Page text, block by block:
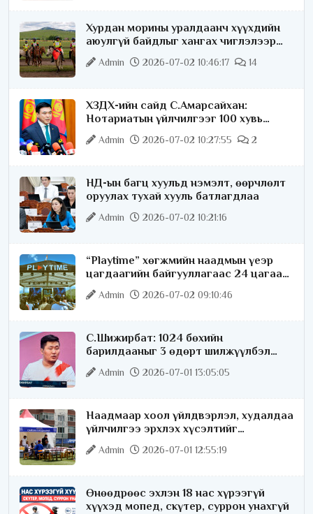
Хурдан морины уралдаанч хүүхдийн
аюулгүй байдлыг хангах чиглэлээр
ажиллаж байна
Admin 2026-07-02 10:46:17 14
ХЗДХ-ийн сайд С.Амарсайхан:
Нотариатын үйлчилгээг 100 хувь
цахимжуулна
Admin 2026-07-02 10:27:55 2
НД-ын багц хуульд нэмэлт, өөрчлөлт
оруулах тухай хууль батлагдлаа
Admin 2026-07-02 10:21:16
“Playtime” хөгжмийн наадмын үеэр
цагдаагийн байгууллагаас 24 цагаар
хяналт тавина
Admin 2026-07-02 09:10:46
С.Шижирбат: 1024 бөхийн
барилдааныг 3 өдөрт шилжүүлбэл
найраа тун нарийн явагдана
Admin 2026-07-01 13:05:05
Наадмаар хоол үйлдвэрлэл, худалдаа
үйлчилгээ эрхлэх хүсэлтийг
license.mn сайтаар авч байна
Admin 2026-07-01 12:55:19
Өнөөдрөөс эхлэн 18 нас хүрээгүй
хүүхэд мопед, скүтер, суррон унахгүй